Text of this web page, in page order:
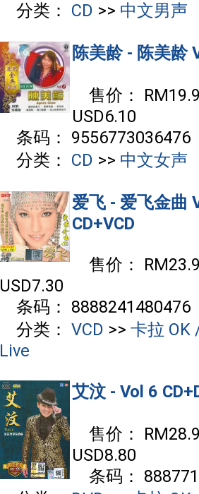
分类： CD >> 中文男声
陈美龄 - 陈美龄
售价：
USD6.10
条码： 9556773036476
分类： CD >> 中文女声
爱飞 - 爱飞金曲
CD+VCD
售价：
USD7.30
条码： 8888241480476
分类： VCD >> 卡拉 OK
Live
艾汶 - Vol 6
售价：
USD8.80
条码：